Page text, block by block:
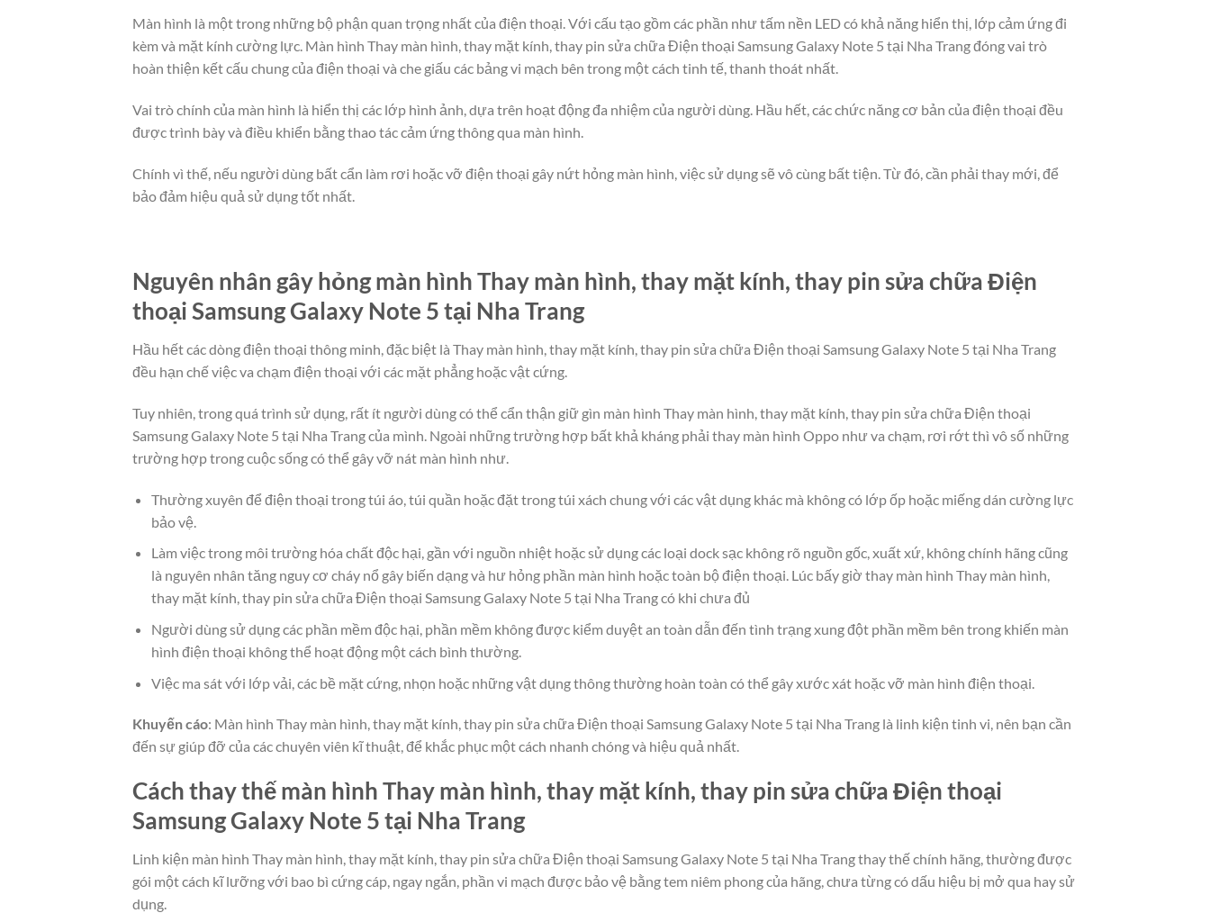
Màn hình là một trong những bộ phận quan trọng nhất của điện thoại. Với cấu tạo gồm các phần như tấm nền LED có khả năng hiển thị, lớp cảm ứng đi
kèm và mặt kính cường lực. Màn hình Thay màn hình, thay mặt kính, thay pin sửa chữa Điện thoại Samsung Galaxy Note 5 tại Nha Trang đóng vai trò
hoàn thiện kết cấu chung của điện thoại và che giấu các bảng vi mạch bên trong một cách tinh tế, thanh thoát nhất.
Vai trò chính của màn hình là hiển thị các lớp hình ảnh, dựa trên hoạt động đa nhiệm của người dùng. Hầu hết, các chức năng cơ bản của điện thoại đều
được trình bày và điều khiển bằng thao tác cảm ứng thông qua màn hình.
Chính vì thế, nếu người dùng bất cẩn làm rơi hoặc vỡ điện thoại gây nứt hỏng màn hình, việc sử dụng sẽ vô cùng bất tiện. Từ đó, cần phải thay mới, để
bảo đảm hiệu quả sử dụng tốt nhất.
Nguyên nhân gây hỏng màn hình Thay màn hình, thay mặt kính, thay pin sửa chữa Điện
thoại Samsung Galaxy Note 5 tại Nha Trang
Hầu hết các dòng điện thoại thông minh, đặc biệt là Thay màn hình, thay mặt kính, thay pin sửa chữa Điện thoại Samsung Galaxy Note 5 tại Nha Trang
đều hạn chế việc va chạm điện thoại với các mặt phẳng hoặc vật cứng.
Tuy nhiên, trong quá trình sử dụng, rất ít người dùng có thể cẩn thận giữ gìn màn hình Thay màn hình, thay mặt kính, thay pin sửa chữa Điện thoại
Samsung Galaxy Note 5 tại Nha Trang của mình. Ngoài những trường hợp bất khả kháng phải thay màn hình Oppo như va chạm, rơi rớt thì vô số những
trường hợp trong cuộc sống có thể gây vỡ nát màn hình như.
Thường xuyên để điện thoại trong túi áo, túi quần hoặc đặt trong túi xách chung với các vật dụng khác mà không có lớp ốp hoặc miếng dán cường lực
bảo vệ.
Làm việc trong môi trường hóa chất độc hại, gần với nguồn nhiệt hoặc sử dụng các loại dock sạc không rõ nguồn gốc, xuất xứ, không chính hãng cũng
là nguyên nhân tăng nguy cơ cháy nổ gây biến dạng và hư hỏng phần màn hình hoặc toàn bộ điện thoại. Lúc bấy giờ thay màn hình Thay màn hình,
thay mặt kính, thay pin sửa chữa Điện thoại Samsung Galaxy Note 5 tại Nha Trang có khi chưa đủ
Người dùng sử dụng các phần mềm độc hại, phần mềm không được kiểm duyệt an toàn dẫn đến tình trạng xung đột phần mềm bên trong khiến màn
hình điện thoại không thể hoạt động một cách bình thường.
Việc ma sát với lớp vải, các bề mặt cứng, nhọn hoặc những vật dụng thông thường hoàn toàn có thể gây xước xát hoặc vỡ màn hình điện thoại.
Khuyến cáo: Màn hình Thay màn hình, thay mặt kính, thay pin sửa chữa Điện thoại Samsung Galaxy Note 5 tại Nha Trang là linh kiện tinh vi, nên bạn cần
đến sự giúp đỡ của các chuyên viên kĩ thuật, để khắc phục một cách nhanh chóng và hiệu quả nhất.
Cách thay thế màn hình Thay màn hình, thay mặt kính, thay pin sửa chữa Điện thoại
Samsung Galaxy Note 5 tại Nha Trang
Linh kiện màn hình Thay màn hình, thay mặt kính, thay pin sửa chữa Điện thoại Samsung Galaxy Note 5 tại Nha Trang thay thế chính hãng, thường được
gói một cách kĩ lưỡng với bao bì cứng cáp, ngay ngắn, phần vi mạch được bảo vệ bằng tem niêm phong của hãng, chưa từng có dấu hiệu bị mở qua hay sử
dụng.